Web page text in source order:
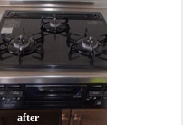
after